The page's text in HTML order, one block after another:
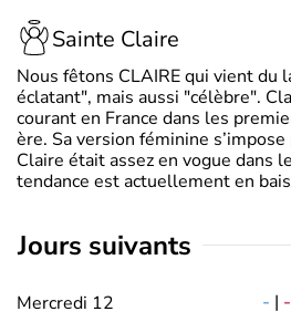
Sainte Claire
Nous fêtons CLAIRE qui vient du
éclatant", mais aussi "célèbre".
courant en France dans les
ère. Sa version féminine
Claire était assez en vogue dans
tendance est actuellement en
jours suivants
Mercredi 12 - | -